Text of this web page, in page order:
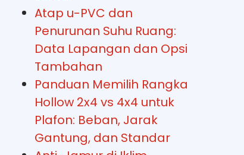
Atap u-PVC dan
Penurunan Suhu Ruang:
Data Lapangan dan Opsi
Tambahan
Panduan Memilih Rangka
Hollow 2x4 vs 4x4 untuk
Plafon: Beban, Jarak
Gantung, dan Standar